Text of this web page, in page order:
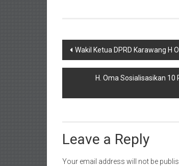
Post
navigation
Wakil Ketua DPRD Karawang H
‎H. Oma Sosialisasikan
Leave a Reply
Your email address will not be